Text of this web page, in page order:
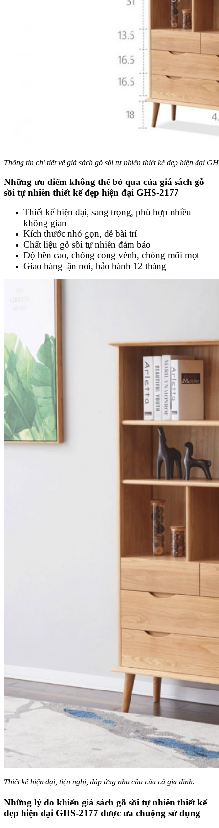
Thông tin chi tiết về giá sách gỗ sồi tự nhiên thiết kế đẹp hiện đại
Những ưu điểm không thể bỏ qua của giá sách gỗ
sồi tự nhiên thiết kế đẹp hiện đại GHS-2177
Thiết kế hiện đại, sang trọng, phù hợp nhiều
không gian
Kích thước nhỏ gọn, dễ bài trí
Chất liệu gỗ sồi tự nhiên đảm bảo
Độ bền cao, chống cong vênh, chống mối mọt
Giao hàng tận nơi, bảo hành 12 tháng
Thiết kế hiện đại, tiện nghi, đáp ứng nhu cầu của cả gia đình.
Những lý do khiến giá sách gỗ sồi tự nhiên thiết kế
đẹp hiện đại GHS-2177 được ưa chuộng sử dụng